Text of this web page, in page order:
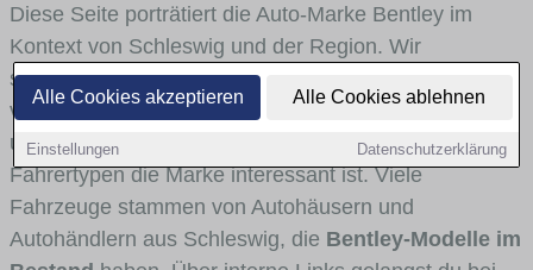
Alle Cookies akzeptieren Alle Cookies ablehnen
Einstellungen Datenschutzerklärung
Diese Seite porträtiert die Auto-Marke Bentley im
Kontext von Schleswig und der Region. Wir
skizzieren, in welchen Fahrzeugklassen Bentley stark
vertreten ist, welche Modellreihen häufig im Stadt-
und Umlandverkehr zu sehen sind und für welche
Fahrertypen die Marke interessant ist. Viele
Fahrzeuge stammen von Autohäusern und
Autohändlern aus Schleswig, die Bentley-Modelle im